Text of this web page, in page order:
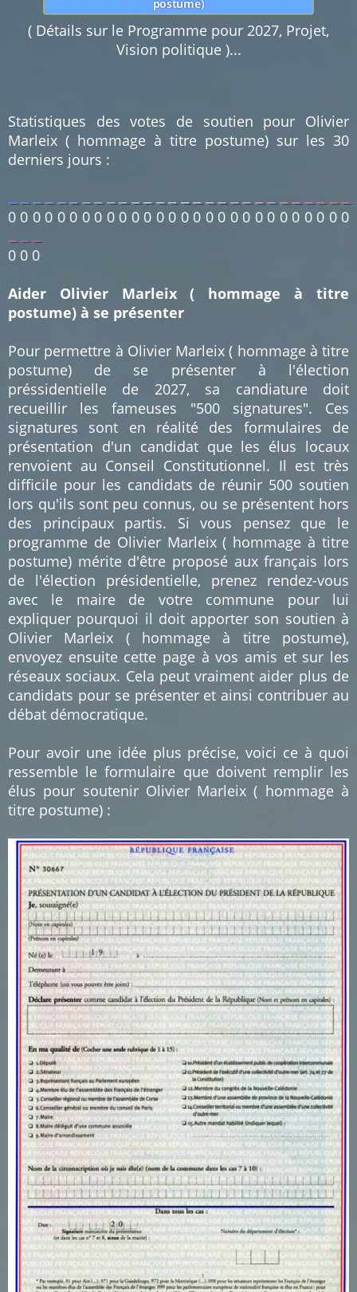
postume)
( Détails sur le Programme pour 2027, Projet,
Vision politique )...
Statistiques des votes de soutien pour Olivier
Marleix ( hommage à titre postume) sur les 30
derniers jours :
0 0 0 0 0 0 0 0 0 0 0 0 0 0 0 0 0 0 0 0 0 0 0 0 0 0 0 0
0 0 0
Aider Olivier Marleix ( hommage à titre
postume) à se présenter
Pour permettre à Olivier Marleix ( hommage à titre
postume) de se présenter à l'élection
préssidentielle de 2027, sa candiature doit
recueillir les fameuses "500 signatures". Ces
signatures sont en réalité des formulaires de
présentation d'un candidat que les élus locaux
renvoient au Conseil Constitutionnel. Il est très
difficile pour les candidats de réunir 500 soutien
lors qu'ils sont peu connus, ou se présentent hors
des principaux partis. Si vous pensez que le
programme de Olivier Marleix ( hommage à titre
postume) mérite d'être proposé aux français lors
de l'élection présidentielle, prenez rendez-vous
avec le maire de votre commune pour lui
expliquer pourquoi il doit apporter son soutien à
Olivier Marleix ( hommage à titre postume),
envoyez ensuite cette page à vos amis et sur les
réseaux sociaux. Cela peut vraiment aider plus de
candidats pour se présenter et ainsi contribuer au
débat démocratique.
Pour avoir une idée plus précise, voici ce à quoi
ressemble le formulaire que doivent remplir les
élus pour soutenir Olivier Marleix ( hommage à
titre postume) :